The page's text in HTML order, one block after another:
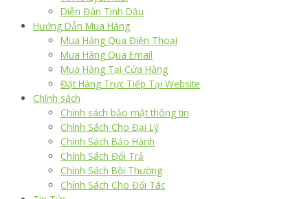
Diễn Đàn Tinh Dầu
Hướng Dẫn Mua Hàng
Mua Hàng Qua Điện Thoại
Mua Hàng Qua Email
Mua Hàng Tại Cửa Hàng
Đặt Hàng Trực Tiếp Tại Website
Chính sách
Chính sách bảo mật thông tin
Chính Sách Cho Đại Lý
Chính Sách Bảo Hành
Chính Sách Đổi Trả
Chính Sách Bồi Thường
Chính Sách Cho Đối Tác